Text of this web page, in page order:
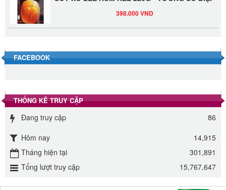
40.000 VND
Đường mía thiên nhiên Biên Hòa gói 1kg
FACEBOOK
THỐNG KÊ TRUY CẬP
Đang truy cập
86
Hôm nay
14,915
Tháng hiện tại
301,891
Tổng lượt truy cập
15,767,647